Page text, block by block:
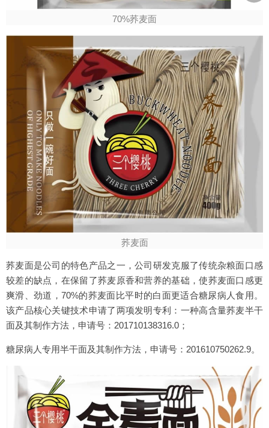
70%荞麦面
荞麦面
荞麦面是公司的特色产品之一，公司研发克服了传统杂粮面口感
较差的缺点，在保留了荞麦原香和营养的基础，使荞麦面口感更
爽滑、劲道，70%的荞麦面比平时的白面更适合糖尿病人食用。
该产品核心关键技术申请了两项发明专利：一种高含量荞麦半干
面及其制作方法，申请号：201710138316.0；
糖尿病人专用半干面及其制作方法，申请号：201610750262.9。